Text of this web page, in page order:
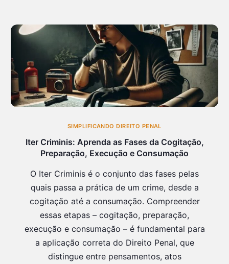
SIMPLIFICANDO DIREITO PENAL
Iter Criminis: Aprenda as Fases da Cogitação,
Preparação, Execução e Consumação
O Iter Criminis é o conjunto das fases pelas
quais passa a prática de um crime, desde a
cogitação até a consumação. Compreender
essas etapas – cogitação, preparação,
execução e consumação – é fundamental para
a aplicação correta do Direito Penal, que
distingue entre pensamentos, atos